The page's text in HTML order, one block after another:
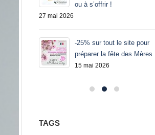
ou à s’offrir !
27 mai 2026
-25% sur tout le site pour
préparer la fête des Mères
15 mai 2026
TAGS